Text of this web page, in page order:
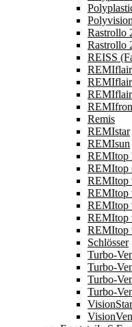
Polyvision
Rastrollo
Rastrollo
REISS
Remis
REMIstar
REMIsun
REMItop
REMItop
REMItop
REMItop
REMItop
REMItop
REMItop
Schlösser
Turbo-
Turbo-
Turbo-
Turbo-